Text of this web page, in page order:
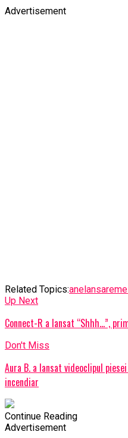
Advertisement
Related Topics:anelansare
Up Next
Connect-R a lansat “Shhh…”,
Don't Miss
Aura B. a lansat videoclipul
incendiar
Continue Reading
Advertisement